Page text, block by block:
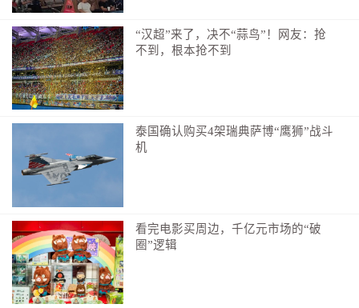
▲队员与老党员握手交谈
“汉超”来了，决不“蒜鸟”！网友：抢
不到，根本抢不到
泰国确认购买4架瑞典萨博“鹰狮”战斗
机
看完电影买周边，千亿元市场的“破
圈”逻辑